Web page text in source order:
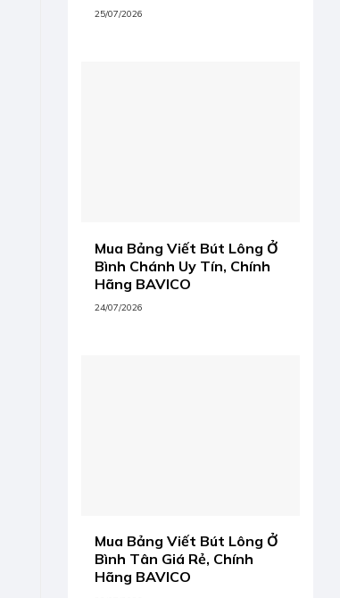
25/07/2026
Mua Bảng Viết Bút Lông Ở
Bình Chánh Uy Tín, Chính
Hãng BAVICO
24/07/2026
Mua Bảng Viết Bút Lông Ở
Bình Tân Giá Rẻ, Chính
Hãng BAVICO